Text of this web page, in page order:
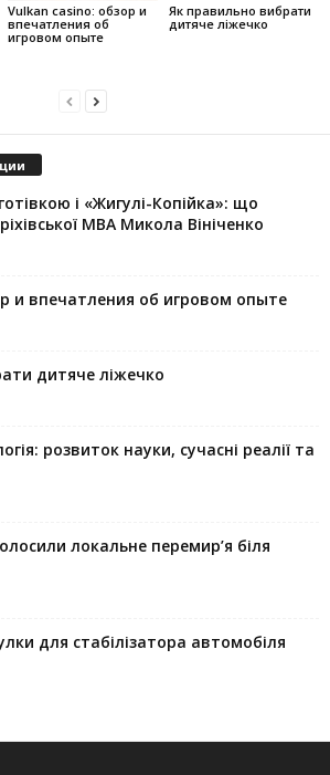
Vulkan casino: обзор и
впечатления об
игровом опыте
Як правильно вибрати
дитяче ліжечко
і «Жигулі-Копійка»: що
МВА Микола Вініченко
и впечатления об игровом опыте
дитяче ліжечко
розвиток науки, сучасні реалії та
локальне перемир’я біля
для стабілізатора автомобіля